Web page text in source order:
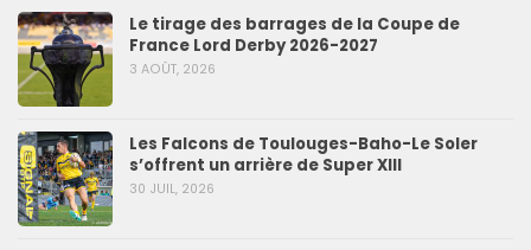
Le tirage des barrages de la Coupe de
France Lord Derby 2026-2027
3 AOÛT, 2026
Les Falcons de Toulouges-Baho-Le Soler
s’offrent un arrière de Super XIII
30 JUIL, 2026